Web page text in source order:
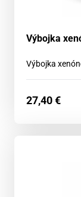
Výbojka
Výbojka
27,40€